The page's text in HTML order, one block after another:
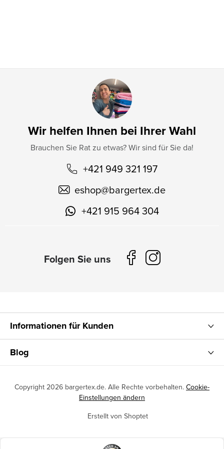
Wir helfen Ihnen bei Ihrer Wahl
Brauchen Sie Rat zu etwas? Wir sind für Sie da!
+421 949 321 197
eshop@bargertex.de
+421 915 964 304
Informationen für Kunden
Blog
Erstellt von Shoptet
Copyright 2026 bargertex.de. Alle Rechte vorbehalten. Cookie-
Einstellungen ändern